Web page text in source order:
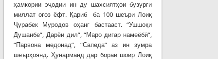
ҳамкории эҷодии ин ду шахсиятҳои бузурги
миллат оғоз ёфт. Қариб ба 100 шеъри Лоиқ
Ҷурабек Муродов оҳанг бастааст. “Ушшоқи
Душанбе”, Дарёи дил”, “Маро дигар намеёбӣ”,
“Парвона медонад”, “Сапеда” аз ин зумра
шеърҳоянд. Ҳунарманд дар бораи шоир Лоиқ